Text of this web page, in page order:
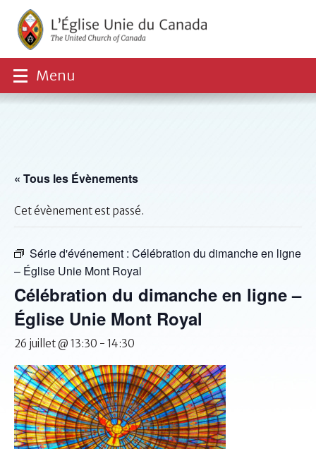
Menu
« Tous les Évènements
Cet évènement est passé.
Série d'événement : Célébration du dimanche en ligne
– Église Unie Mont Royal
Célébration du dimanche en ligne –
Église Unie Mont Royal
26 juillet @ 13:30 - 14:30